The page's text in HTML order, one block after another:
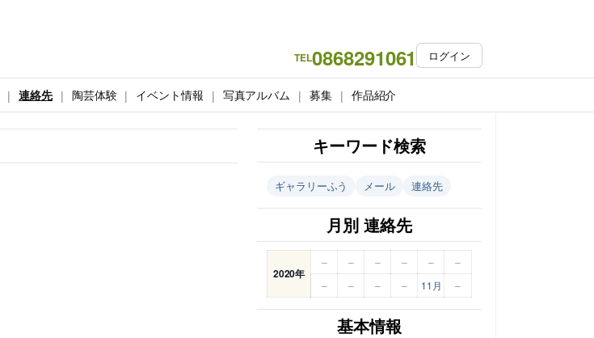
TEL0868291061 ログイン
連絡先 陶芸体験 イベント情報 写真アルバム 募集 作品紹介
キーワード検索
ギャラリーふう メール 連絡先
月別 連絡先
2020年
– – – – –
–
–
– – – 11月 –
基本情報